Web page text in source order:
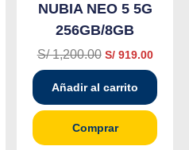
NUBIA NEO 5 5G
256GB/8GB
S/1,200.00 S/919.00
Añadir al carrito
Comprar